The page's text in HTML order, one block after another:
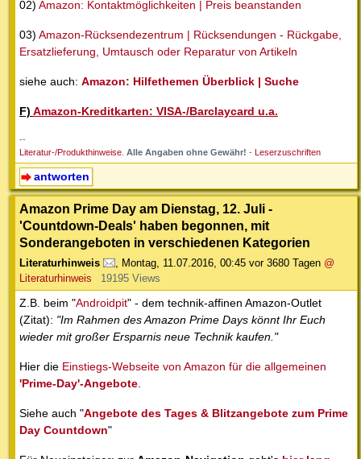
02) Amazon: Kontaktmöglichkeiten | Preis beanstanden
03) Amazon-Rücksendezentrum | Rücksendungen - Rückgabe,
Ersatzlieferung, Umtausch oder Reparatur von Artikeln
siehe auch: Amazon: Hilfethemen Überblick | Suche
F) Amazon-Kreditkarten: VISA-/Barclaycard u.a.
--
Literatur-/Produkthinweise Alle Angaben ohne Gewähr! - Leserzuschriften
antworten
Amazon Prime Day am Dienstag, 12. Juli -
'Countdown-Deals' haben begonnen, mit
Sonderangeboten in verschiedenen Kategorien
Literaturhinweis , Montag, 11.07.2016, 00:45 vor 3680 Tagen @
Literaturhinweis
19195 Views
Z.B. beim "Androidpit" - dem technik-affinen Amazon-Outlet
(Zitat): "Im Rahmen des Amazon Prime Days könnt Ihr Euch
wieder mit großer Ersparnis neue Technik kaufen."
Hier die Einstiegs-Webseite von Amazon für die allgemeinen
'Prime-Day'-Angebote
Siehe auch "Angebote des Tages & Blitzangebote zum Prime
Day Countdown"